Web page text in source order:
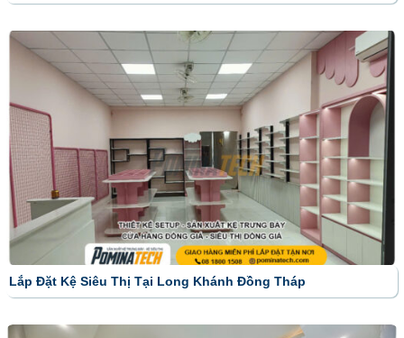
Lắp Đặt Kệ Siêu Thị Tại Long Khánh Đồng Tháp